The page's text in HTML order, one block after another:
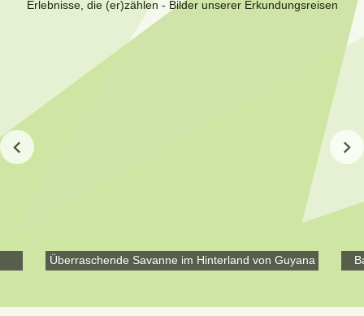
Erlebnisse, die (er)zählen - Bilder unserer Erkundungsreisen
Überraschende Savanne im Hinterland von Guyana